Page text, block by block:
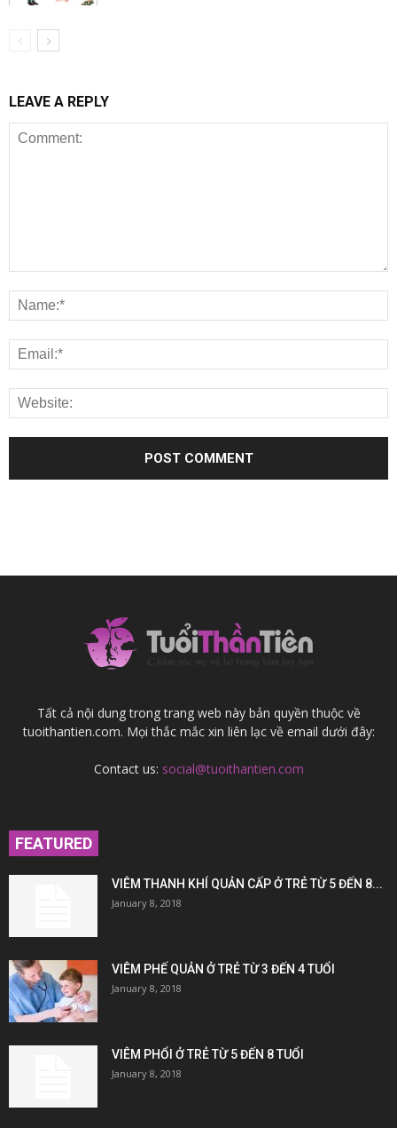
LEAVE A REPLY
Tất cả nội dung trong trang web này bản quyền thuộc về
tuoithantien.com. Mọi thắc mắc xin liên lạc về email dưới đây:
Contact us: social@tuoithantien.com
FEATURED
VIÊM THANH KHÍ QUẢN CẤP Ở TRẺ TỪ 5 ĐẾN 8...
January 8, 2018
VIÊM PHẾ QUẢN Ở TRẺ TỪ 3 ĐẾN 4 TUỔI
January 8, 2018
VIÊM PHỔI Ở TRẺ TỪ 5 ĐẾN 8 TUỔI
January 8, 2018